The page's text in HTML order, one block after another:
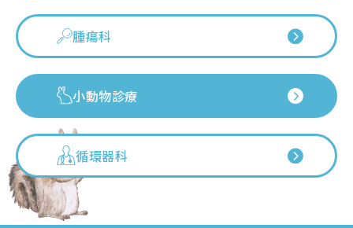
腫瘍科
小動物診療
循環器科